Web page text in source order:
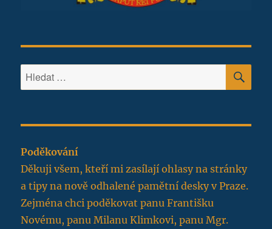
Hledat:
Poděkování
Děkuji všem, kteří mi zasílají ohlasy na stránky
a tipy na nově odhalené pamětní desky v Praze.
Zejména chci poděkovat panu Františku
Novému, panu Milanu Klimkovi, panu Mgr.